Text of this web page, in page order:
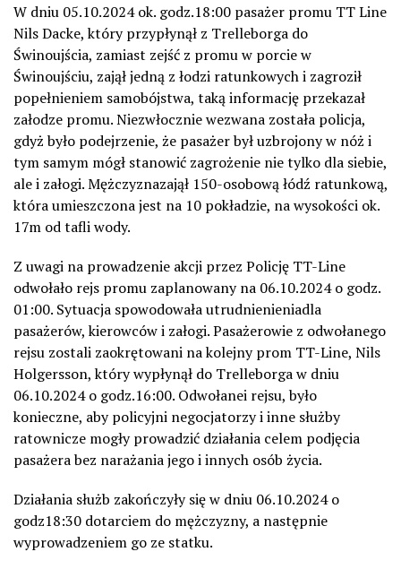
W dniu 05.10.2024 ok. godz.18:00 pasażer promu TT Line
Nils Dacke,który przypłynął z Trelleborga do
Świnoujścia, zamiast zejść z promu w porciew
Świnoujściu, zajął jedną z łodzi ratunkowych i zagroził
popełnieniem samobójstwa, taką informację przekazał
załodze promu.Niezwłocznie wezwana została policja,
gdyżbyło podejrzenie, że pasażer był uzbrojony w nóż i
tym samym mógł stanowić zagrożenie nie tylko dla siebie,
ale i załogi.Mężczyznazajął 150-osobowąłódź ratunkową,
któraumieszczona jest na 10 pokładzie, nawysokości ok.
17m od tafli wody.
Z uwagi na prowadzenie akcji przez Policję TT-Line
odwołało rejs promu zaplanowany na 06.10.2024o godz.
01:00. Sytuacja spowodowałautrudnienieniadla
pasażerów, kierowcówi załogi. Pasażerowie z odwołanego
rejsu zostali zaokrętowani na kolejny prom TT-Line, Nils
Holgersson, który wypłynął do Trelleborga w dniu
06.10.2024 o godz.16:00. Odwołanei rejsu, było
konieczne, aby policyjni negocjatorzy i inne służby
ratownicze mogły prowadzić działania celem podjęcia
pasażera bez narażania jego i innych osób życia.
Działania służb zakończyły się w dniu 06.10.2024 o
godz18:30 dotarciem do mężczyzny, a następnie
wyprowadzeniem go ze statku.